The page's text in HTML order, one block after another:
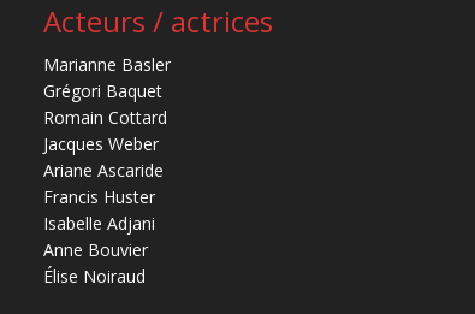
Acteurs / actrices
Marianne Basler
Grégori Baquet
Romain Cottard
Jacques Weber
Ariane Ascaride
Francis Huster
Isabelle Adjani
Anne Bouvier
Élise Noiraud